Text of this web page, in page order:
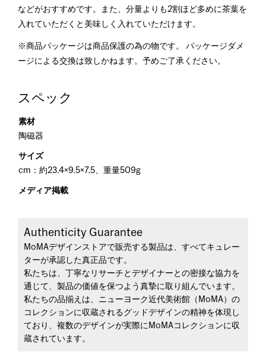
などがおすすめです。また、分量よりも2割ほど多めに茶葉を
入れていただくと美味しく入れていただけます。
※商品パッケージは商品保護の為の物です。 パッケージダメ
ージによる交換は致しかねます。予めご了承ください。
スペック
素材
陶磁器
サイズ
cm：約23.4×9.5×7.5、重量509g
メディア掲載
Authenticity Guarantee
MoMAデザインストアで販売する製品は、すべてキュレー
ターが承認した真正品です。
私たちは、丁寧なリサーチとデザイナーとの密接な協力を
通じて、製品の価値を保つよう真摯に取り組んでいます。
私たちの品揃えは、ニューヨーク近代美術館（MoMA）の
コレクションに収蔵されるグッドデザインの精神を体現し
ており、複数のデザインが実際にMoMAコレクションに収
蔵されています。